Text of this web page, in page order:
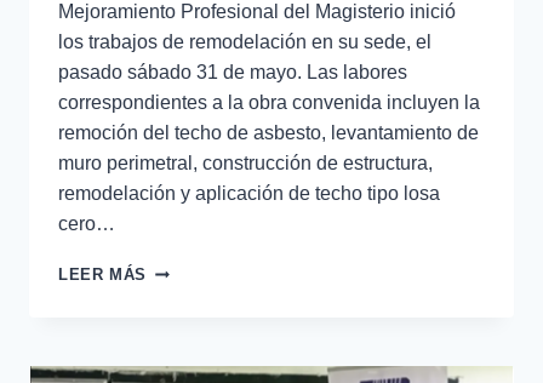
Mejoramiento Profesional del Magisterio inició
los trabajos de remodelación en su sede, el
pasado sábado 31 de mayo. Las labores
correspondientes a la obra convenida incluyen la
remoción del techo de asbesto, levantamiento de
muro perimetral, construcción de estructura,
remodelación y aplicación de techo tipo losa
cero…
LEER MÁS